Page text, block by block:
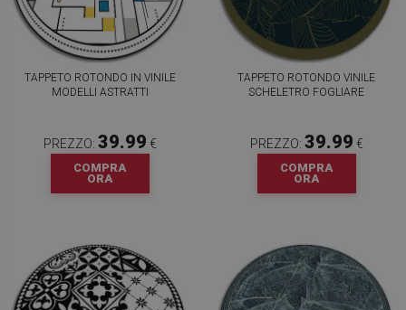
TAPPETO ROTONDO IN VINILE
MODELLI ASTRATTI
PREZZO: 39.99 €
COMPRA
ORA
TAPPETO ROTONDO VINILE
SCHELETRO FOGLIARE
PREZZO: 39.99 €
COMPRA
ORA